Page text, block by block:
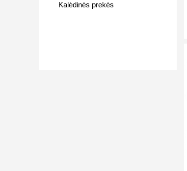
Kalėdinės prekės